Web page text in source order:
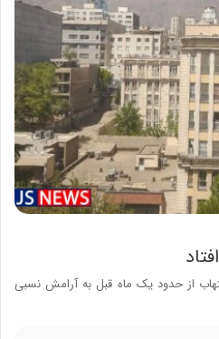
از حدود یک ماه قبل به آرامش نسبی